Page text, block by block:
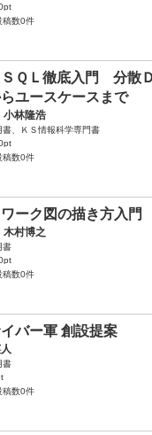
稿数0件
ＳＱＬ徹底入門 分散
ユースケースまで
小林隆浩
書、ＫＳ情報科学専門書
稿数0件
ーク図の描き方入門
木村博之
書
稿数0件
イバー軍 創設提案
書
稿数0件